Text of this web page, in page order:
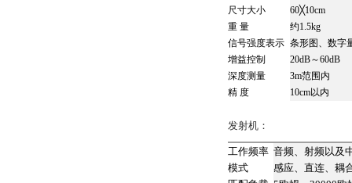
尺寸大小
60╳10cm
重 量
约1.5kg
信号强度表示 条形图、数字
增益控制
20dB～60dB
深度测量
3m范围内
精 度
10cm以内
发射机：
工作频率 音频、射频以及
模式
感应、直连、耦